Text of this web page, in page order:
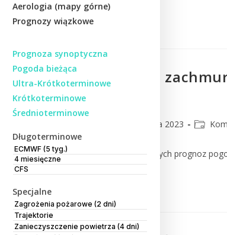
Aerologia (mapy górne)
Prognozy wiązkowe
Prognoza synoptyczna
Pogoda bieżąca
Ultra-Krótkoterminowe
Krótkoterminowe
Średnioterminowe
Długoterminowe
ECMWF (5 tyg.)
4 miesięczne
CFS
Specjalne
Zagrożenia pożarowe (2 dni)
Trajektorie
Zanieczyszczenie powietrza (4 dni)
Czytaj Dalej
Prognoza pola
2023 r.)
6 września 2023
Komentarz do numerycznych prognoz